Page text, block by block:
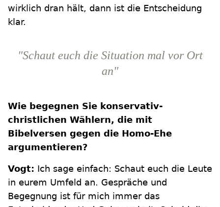
wirklich dran hält, dann ist die Entscheidung
klar.
"Schaut euch die Situation mal vor Ort
an"
Wie begegnen Sie konservativ-
christlichen Wählern, die mit
Bibelversen gegen die Homo-Ehe
argumentieren?
Vogt: Ich sage einfach: Schaut euch die Leute
in eurem Umfeld an. Gespräche und
Begegnung ist für mich immer das